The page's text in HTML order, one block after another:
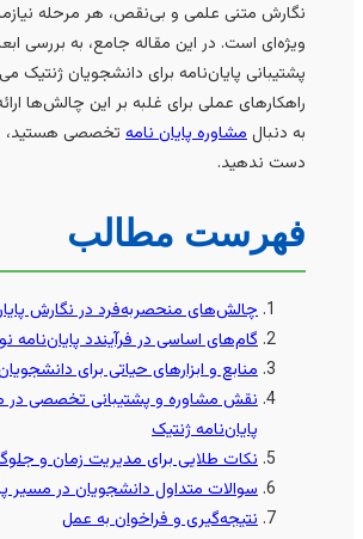
نگارش متنی علمی و بی‌نقص، هر مرحله نیازمند
ویژه‌ای است. در این مقاله جامع، به بررسی ابعاد
پشتیبانی پایان‌نامه برای دانشجویان ژنتیک
راهکارهای عملی برای غلبه بر این چالش‌ها ارائه
به دنبالمشاوره پایان نامهتخصصی هستید، این
دست ندهید.
فهرست مطالب
چالش‌های منحصربه‌فرد در نگارش
گام‌های اساسی در فرآیندد پایان‌نامه
منابع و ابزارهای حیاتی برای دانشجویان
نقش مشاوره و پشتیبانی تخصصی در
پایان‌نامه ژنتیک
نکات طلایی برای مدیریت زمان و جلوگیری
سوالات متداول دانشجویان در مسیر
نتیجه‌گیری و فراخوان به عمل